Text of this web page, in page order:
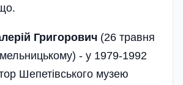
Григорович (26 травня
- у 1979-1992
Шепетівського музею